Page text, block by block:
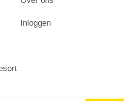
Inloggen